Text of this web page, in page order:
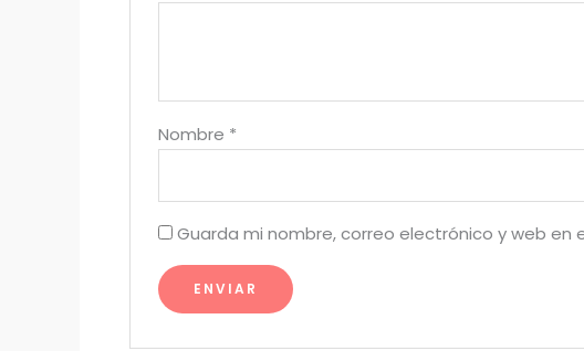
Nombre *
Guarda mi nombre, correo electrónico y web